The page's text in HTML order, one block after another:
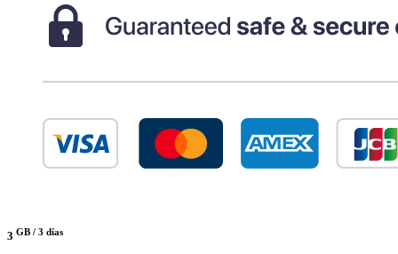
3 GB / 3 días